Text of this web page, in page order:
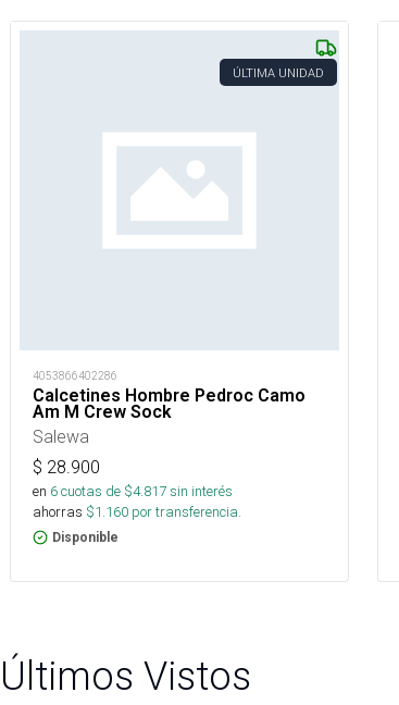
ÚLTIMA UNIDAD
4053866402286
Calcetines Hombre Pedroc Camo
Am M Crew Sock
Salewa
$ 28.900
en 6cuotas de $4.817sin interés
ahorras $1.160 por transferencia.
Disponible
Últimos Vistos